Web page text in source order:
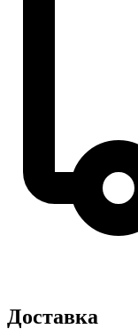
Доставка